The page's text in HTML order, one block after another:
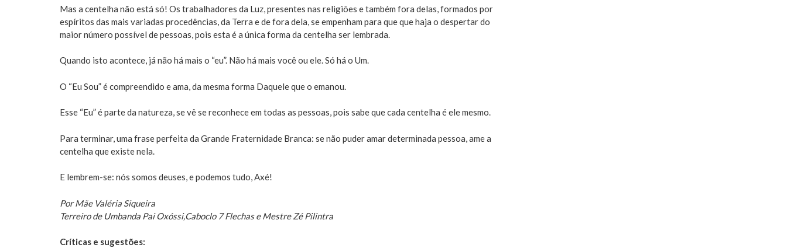
Mas a centelha não está só! Os trabalhadores da Luz, presentes nas religiões e também fora delas, formados por
espíritos das mais variadas procedências, da Terra e de fora dela, se empenham para que que haja o despertar do
maior número possível de pessoas, pois esta é a única forma da centelha ser lembrada.
Quando isto acontece, já não há mais o “eu”. Não há mais você ou ele. Só há o Um.
O “Eu Sou” é compreendido e ama, da mesma forma Daquele que o emanou.
Esse “Eu” é parte da natureza, se vê se reconhece em todas as pessoas, pois sabe que cada centelha é ele mesmo.
Para terminar, uma frase perfeita da Grande Fraternidade Branca: se não puder amar determinada pessoa, ame a
centelha que existe nela.
E lembrem-se: nós somos deuses, e podemos tudo, Axé!
Por Mãe Valéria Siqueira
Terreiro de Umbanda Pai Oxóssi,Caboclo 7 Flechas e Mestre Zé Pilintra
Críticas e sugestões: